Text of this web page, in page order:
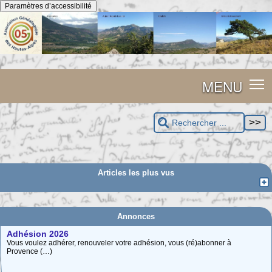
Panneau de gestion des cookies
Paramètres d’accessibilité
MENU
Articles les plus vus
Annonces
Adhésion 2026
Vous voulez adhérer, renouveler votre adhésion, vous (ré)abonner à
Provence (…)